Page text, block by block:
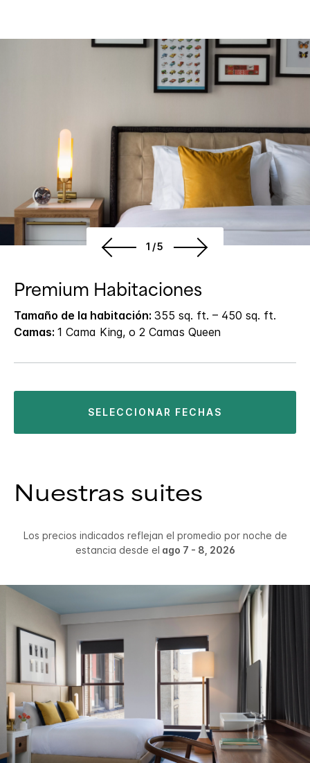
1/5
Premium Habitaciones
Tamaño de la habitación: 355 sq. ft. – 450 sq. ft.
Camas: 1 Cama King, o 2 Camas Queen
SELECCIONAR FECHAS
Nuestras suites
Los precios indicados reflejan el promedio por noche de
estancia desde el ago 7 - 8, 2026